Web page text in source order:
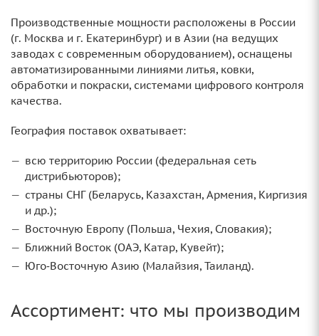
Производственные мощности расположены в России
(г. Москва и г. Екатеринбург) и в Азии (на ведущих
заводах с современным оборудованием), оснащены
автоматизированными линиями литья, ковки,
обработки и покраски, системами цифрового контроля
качества.
География поставок охватывает:
всю территорию России (федеральная сеть
дистрибьюторов);
страны СНГ (Беларусь, Казахстан, Армения, Киргизия
и др.);
Восточную Европу (Польша, Чехия, Словакия);
Ближний Восток (ОАЭ, Катар, Кувейт);
Юго‑Восточную Азию (Малайзия, Таиланд).
Ассортимент: что мы производим